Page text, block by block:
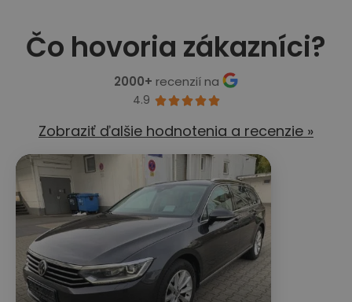
Čo hovoria zákazníci?
2000+ recenzií na
4.9 
Zobraziť ďalšie hodnotenia a recenzie »